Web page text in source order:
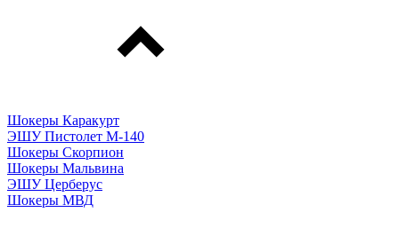
Шокеры Каракурт
ЭШУ Пистолет М-140
Шокеры Скорпион
Шокеры Мальвина
ЭШУ Церберус
Шокеры МВД